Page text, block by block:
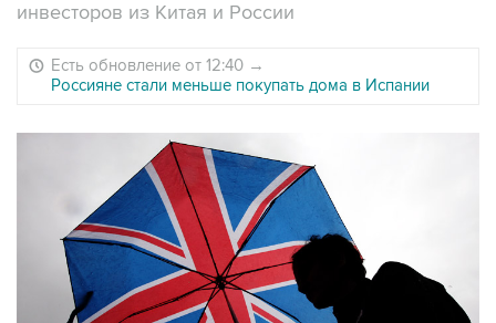
инвесторов из Китая и России
Есть обновление от 12:40 →
Россияне стали меньше покупать дома в Испании